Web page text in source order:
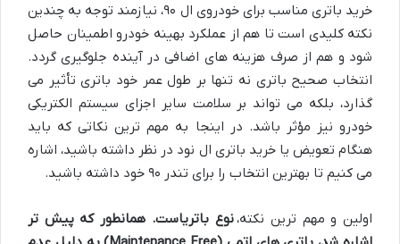
خرید باتری مناسب برای خودروی ال ۹۰، نیازمند توجه به چندین
نکته کلیدی است تا هم از عملکرد بهینه خودرو اطمینان حاصل
شود و هم از صرف هزینه های اضافی در آینده جلوگیری گردد.
انتخاب صحیح باتری نه تنها بر طول عمر خود باتری تأثیر می
گذارد، بلکه می تواند بر سلامت سایر اجزای سیستم الکتریکی
خودرو نیز مؤثر باشد. در اینجا به مهم ترین نکاتی که باید
هنگام تعویض یا خرید باتری ال نود در نظر داشته باشید، اشاره
می کنیم تا بهترین انتخاب را برای تندر ۹۰ خود داشته باشید.
اولین و مهم ترین نکته،نوع باتریاست. همانطور که پیش تر